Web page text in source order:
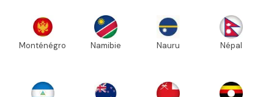
Monténégro Namibie Nauru Népal